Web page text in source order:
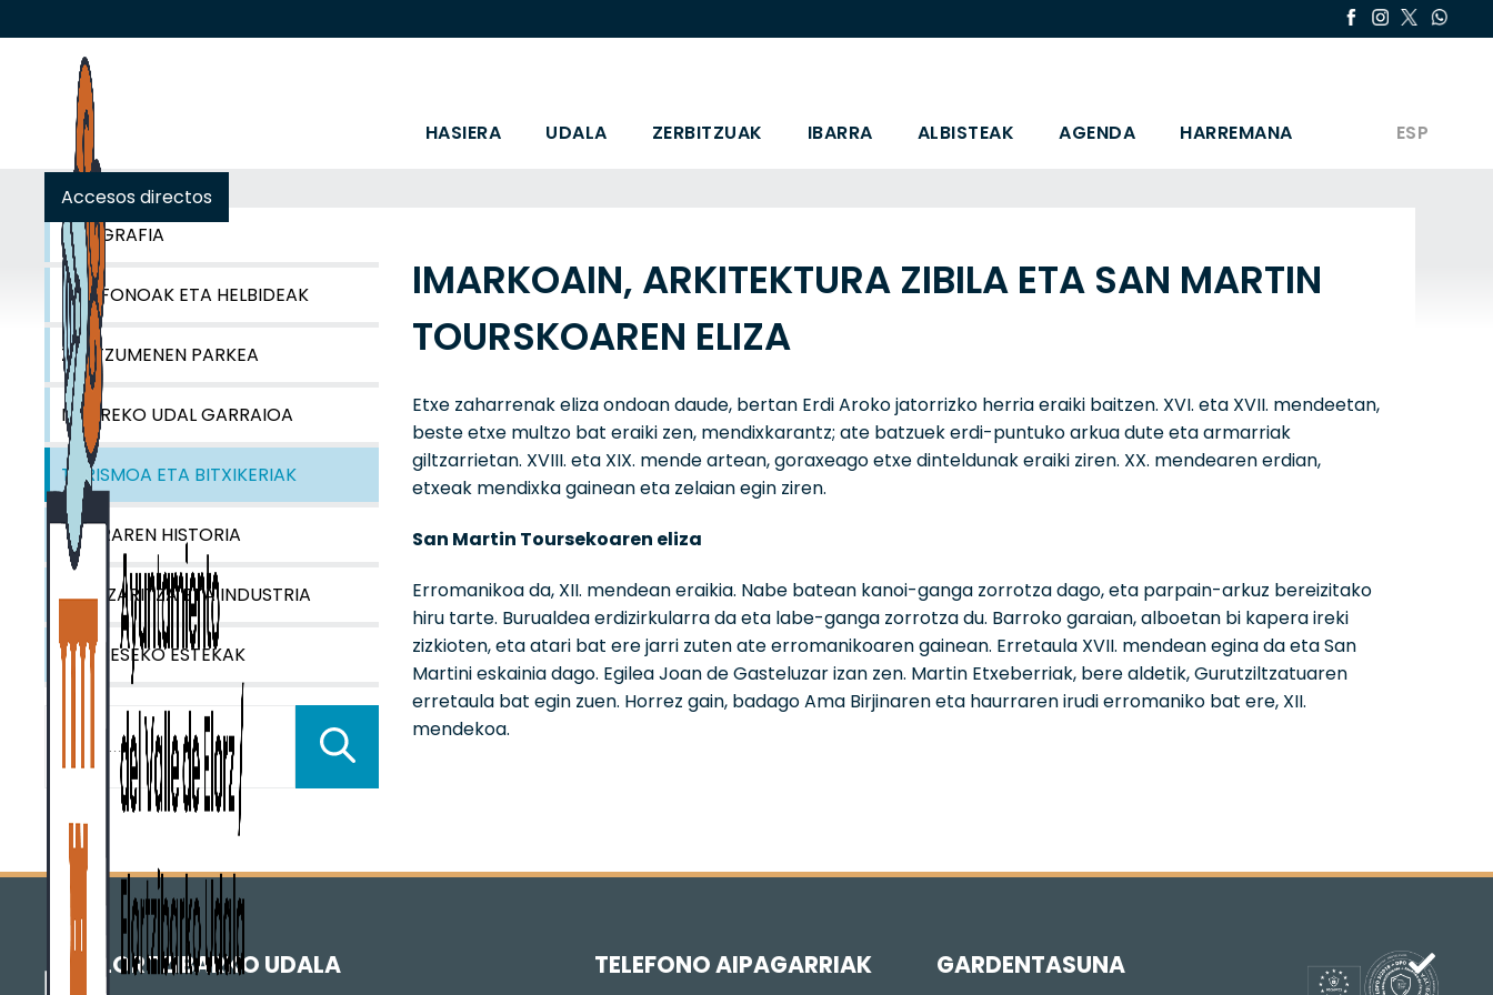
HASIERA UDALA ZERBITZUAK IBARRA ALBISTEAK AGENDA HARREMANA ESP
Accesos directos
GEOGRAFIA
TELEFONOAK ETA HELBIDEAK
ZENTZUMENEN PARKEA
IBARREKO UDAL GARRAIOA
TURISMOA ETA BITXIKERIAK
IBARRAREN HISTORIA
NEKAZARITZA ETA INDUSTRIA
INTERESEKO ESTEKAK
IMARKOAIN, ARKITEKTURA ZIBILA ETA SAN MARTIN
TOURSKOAREN ELIZA
Etxe zaharrenak eliza ondoan daude, bertan Erdi Aroko jatorrizko herria eraiki baitzen. XVI. eta XVII. mendeetan,
beste etxe multzo bat eraiki zen, mendixkarantz; ate batzuek erdi-puntuko arkua dute eta armarriak
giltzarrietan. XVIII. eta XIX. mende artean, goraxeago etxe dinteldunak eraiki ziren. XX. mendearen erdian,
etxeak mendixka gainean eta zelaian egin ziren.
San Martin Toursekoaren eliza
Erromanikoa da, XII. mendean eraikia. Nabe batean kanoi-ganga zorrotza dago, eta parpain-arkuz bereizitako
hiru tarte. Burualdea erdizirkularra da eta labe-ganga zorrotza du. Barroko garaian, alboetan bi kapera ireki
zizkioten, eta atari bat ere jarri zuten ate erromanikoaren gainean. Erretaula XVII. mendean egina da eta San
Martini eskainia dago. Egilea Joan de Gasteluzar izan zen. Martin Etxeberriak, bere aldetik, Gurutziltzatuaren
erretaula bat egin zuen. Horrez gain, badago Ama Birjinaren eta haurraren irudi erromaniko bat ere, XII.
mendekoa.
ELORTZIBARKO UDALA TELEFONO AIPAGARRIAK GARDENTASUNA